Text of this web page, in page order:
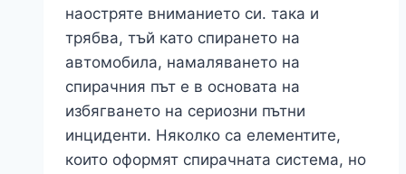
наостряте вниманието си. така и
трябва, тъй като спирането на
автомобила, намаляването на
спирачния път е в основата на
избягването на сериозни пътни
инциденти. Няколко са елементите,
които оформят спирачната система, но